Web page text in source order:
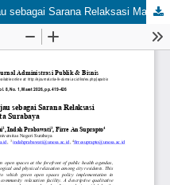
Implementasi Ruang Terbuka Hijau sebagai Sarana Relaksasi Masyarakat Kota Surabaya